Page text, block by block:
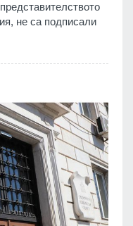
не са подписали